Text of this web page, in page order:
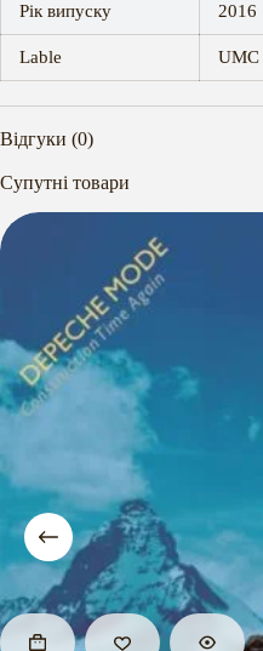
Рік випуску 2016
Lable UMC
Відгуки (0)
Супутні товари